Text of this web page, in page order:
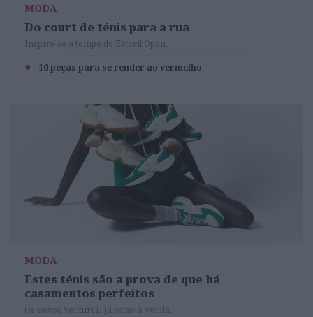
MODA
Do court de ténis para a rua
Inspire-se a tempo do Estoril Open.
10 peças para se render ao vermelho
MODA
Estes ténis são a prova de que há
casamentos perfeitos
Os novos Venturi II já estão à venda.